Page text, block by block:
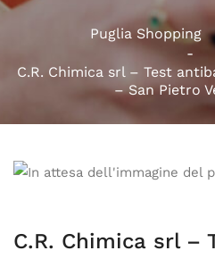
Puglia Shopping
C.R. Chimica srl – Test
– San Pietro
C.R. Chimica srl –